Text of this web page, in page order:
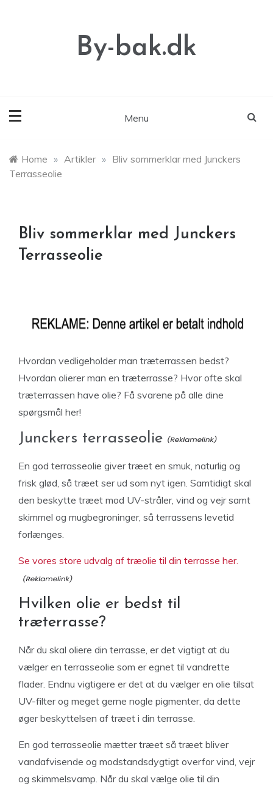
By-bak.dk
Menu
Home » Artikler » Bliv sommerklar med Junckers
Terrasseolie
Bliv sommerklar med Junckers
Terrasseolie
Hvordan vedligeholder man træterrassen bedst?
Hvordan olierer man en træterrasse? Hvor ofte skal
træterrassen have olie? Få svarene på alle dine
spørgsmål her!
Junckers terrasseolie
En god terrasseolie giver træet en smuk, naturlig og
frisk glød, så træet ser ud som nyt igen. Samtidigt skal
den beskytte træet mod UV-stråler, vind og vejr samt
skimmel og mugbegroninger, så terrassens levetid
forlænges.
Se vores store udvalg af træolie til din terrasse her.
Hvilken olie er bedst til
træterrasse?
Når du skal oliere din terrasse, er det vigtigt at du
vælger en terrasseolie som er egnet til vandrette
flader. Endnu vigtigere er det at du vælger en olie tilsat
UV-filter og meget gerne nogle pigmenter, da dette
øger beskyttelsen af træet i din terrasse.
En god terrasseolie mætter træet så træet bliver
vandafvisende og modstandsdygtigt overfor vind, vejr
og skimmelsvamp. Når du skal vælge olie til din